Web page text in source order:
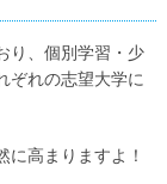
り、個別学習・少
ぞれの志望大学に
に高まりますよ！